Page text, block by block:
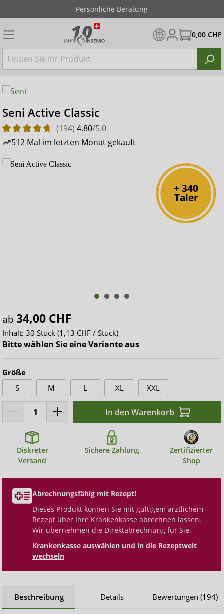
Persönliche Beratung
0,00 CHF
Seni Active Classic
(194) 4.80/5.0
512 Mal im letzten Monat gekauft
+ 340
Taler
ab 34,00 CHF
Inhalt: 30 Stück (1,13 CHF / Stück)
Bitte wählen Sie eine Variante aus
Größe
S
M L XL XXL
In den Warenkorb
Diskreter
Versand
Sichere Zahlung
Zertifizierter
Shop
Abrechnungsfähig mit Rezept!
Dieses Produkt können Sie mit gültigem ärztlichem
Rezept über Ihre Krankenkasse abrechnen lassen.
Wir übernehmen die Direktabrechnung für Sie.
Krankenkasse auswählen und in die Rezeptwelt
wechseln
Beschreibung Details Bewertungen (194)